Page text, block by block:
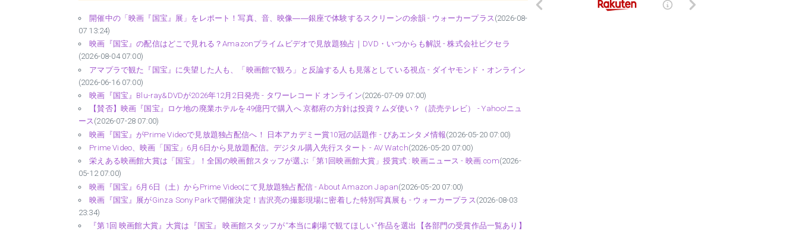
開催中の「映画『国宝』展」をレポート！写真、音、映像――銀座で体験するスクリーンの余韻 - ウォーカープラス(2026-08-
07 13:24)
映画『国宝』の配信はどこで見れる？Amazonプライムビデオで見放題独占｜DVD・いつからも解説 - 株式会社ピクセラ
(2026-08-04 07:00)
アマプラで観た『国宝』に失望した人も、「映画館で観ろ」と反論する人も見落としている視点 - ダイヤモンド・オンライン
(2026-06-16 07:00)
映画『国宝』Blu-ray&DVDが2026年12月2日発売 - タワーレコード オンライン(2026-07-09 07:00)
【賛否】映画『国宝』ロケ地の廃業ホテルを49億円で購入へ 京都府の方針は投資？ムダ使い？（読売テレビ） - Yahoo!ニュ
ース(2026-07-28 07:00)
映画『国宝』がPrime Videoで見放題独占配信へ！ 日本アカデミー賞10冠の話題作 - ぴあエンタメ情報(2026-05-20 07:00)
Prime Video、映画「国宝」6月6日から見放題配信。デジタル購入先行スタート - AV Watch(2026-05-20 07:00)
栄えある映画館大賞は「国宝」！全国の映画館スタッフが選ぶ「第1回映画館大賞」授賞式 : 映画ニュース - 映画.com(2026-
05-12 07:00)
映画『国宝』6月6日（土）からPrime Videoにて見放題独占配信 - About Amazon Japan(2026-05-20 07:00)
映画『国宝』展がGinza Sony Parkで開催決定！吉沢亮の撮影現場に密着した特別写真展も - ウォーカープラス(2026-08-03
23:34)
『第1回 映画館大賞』大賞は『国宝』 映画館スタッフが“本当に劇場で観てほしい”作品を選出【各部門の受賞作品一覧あり】